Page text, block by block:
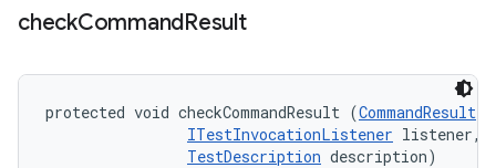
checkCommandResult
protected void checkCommandResult (CommandResult
ITestInvocationListener listener,
TestDescription description)